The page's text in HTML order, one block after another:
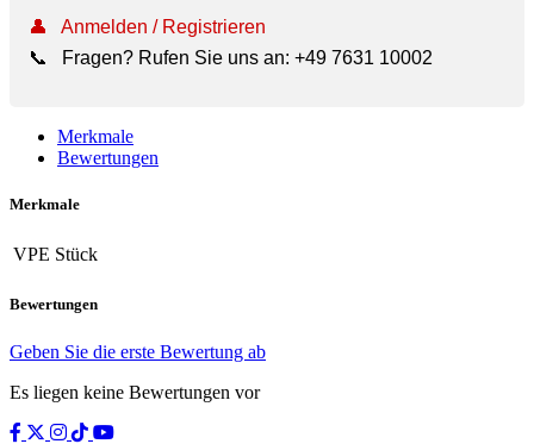
👤
Anmelden / Registrieren
📞
Fragen? Rufen Sie uns an: +49 7631 10002
Merkmale
Bewertungen
Merkmale
VPE Stück
Bewertungen
Geben Sie die erste Bewertung ab
Es liegen keine Bewertungen vor